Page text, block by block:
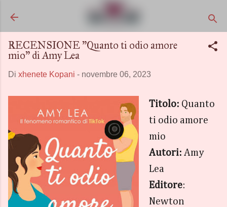
RECENSIONE "Quanto ti odio amore
mio" di Amy Lea
Di xhenete Kopani - novembre 06, 2023
Titolo: Quanto
ti odio amore
mio
Autori: Amy
Lea
Editore:
Newton